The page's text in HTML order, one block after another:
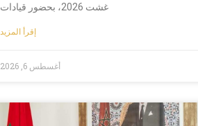
غشت 2026، بحضور قيادات
إقرأ المزيد
أغسطس 6, 2026